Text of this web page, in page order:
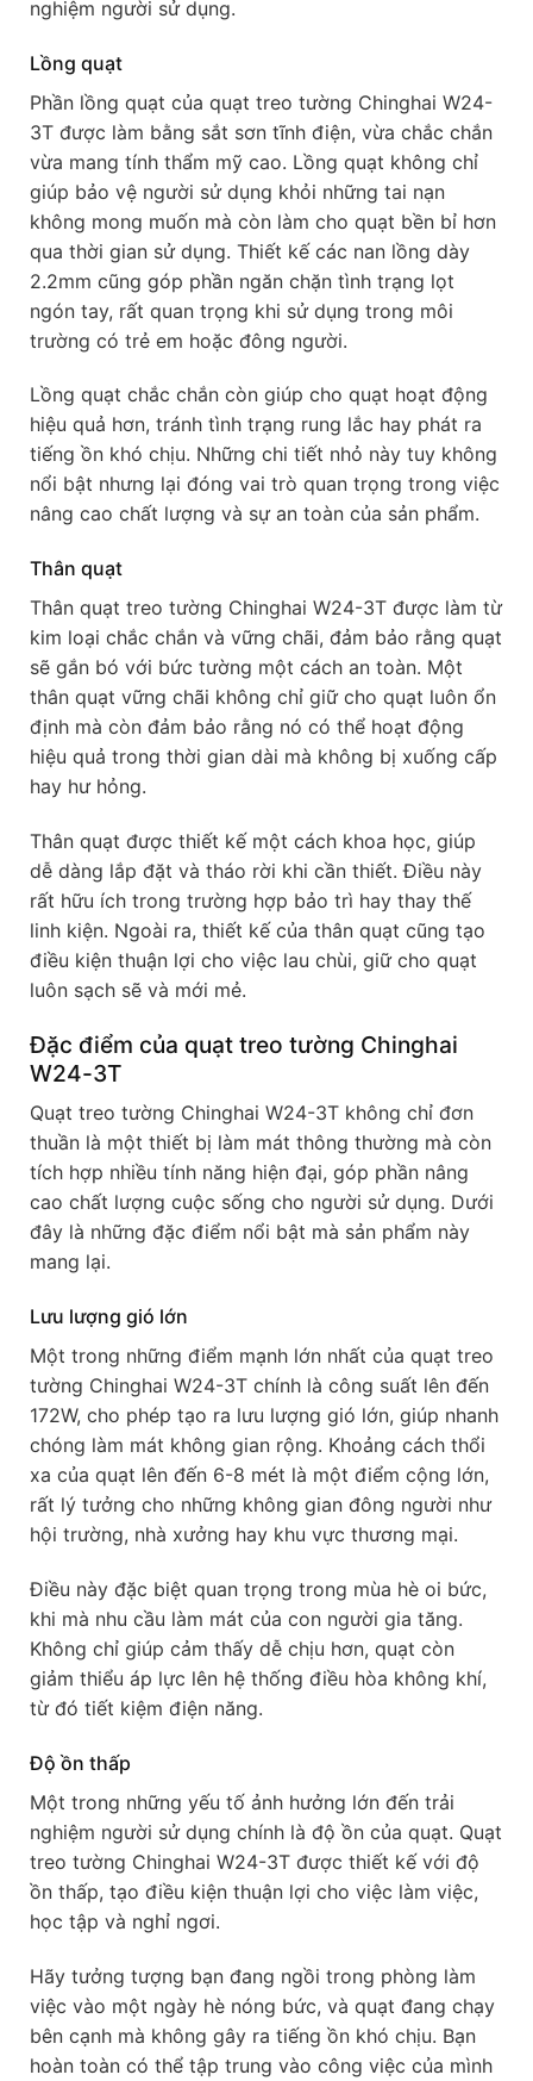
nghiệm người sử dụng.
Lồng quạt
Phần lồng quạt của quạt treo tường Chinghai W24-
3T được làm bằng sắt sơn tĩnh điện, vừa chắc chắn
vừa mang tính thẩm mỹ cao. Lồng quạt không chỉ
giúp bảo vệ người sử dụng khỏi những tai nạn
không mong muốn mà còn làm cho quạt bền bỉ hơn
qua thời gian sử dụng. Thiết kế các nan lồng dày
2.2mm cũng góp phần ngăn chặn tình trạng lọt
ngón tay, rất quan trọng khi sử dụng trong môi
trường có trẻ em hoặc đông người.
Lồng quạt chắc chắn còn giúp cho quạt hoạt động
hiệu quả hơn, tránh tình trạng rung lắc hay phát ra
tiếng ồn khó chịu. Những chi tiết nhỏ này tuy không
nổi bật nhưng lại đóng vai trò quan trọng trong việc
nâng cao chất lượng và sự an toàn của sản phẩm.
Thân quạt
Thân quạt treo tường Chinghai W24-3T được làm từ
kim loại chắc chắn và vững chãi, đảm bảo rằng quạt
sẽ gắn bó với bức tường một cách an toàn. Một
thân quạt vững chãi không chỉ giữ cho quạt luôn ổn
định mà còn đảm bảo rằng nó có thể hoạt động
hiệu quả trong thời gian dài mà không bị xuống cấp
hay hư hỏng.
Thân quạt được thiết kế một cách khoa học, giúp
dễ dàng lắp đặt và tháo rời khi cần thiết. Điều này
rất hữu ích trong trường hợp bảo trì hay thay thế
linh kiện. Ngoài ra, thiết kế của thân quạt cũng tạo
điều kiện thuận lợi cho việc lau chùi, giữ cho quạt
luôn sạch sẽ và mới mẻ.
Đặc điểm của quạt treo tường Chinghai
W24-3T
Quạt treo tường Chinghai W24-3T không chỉ đơn
thuần là một thiết bị làm mát thông thường mà còn
tích hợp nhiều tính năng hiện đại, góp phần nâng
cao chất lượng cuộc sống cho người sử dụng. Dưới
đây là những đặc điểm nổi bật mà sản phẩm này
mang lại.
Lưu lượng gió lớn
Một trong những điểm mạnh lớn nhất của quạt treo
tường Chinghai W24-3T chính là công suất lên đến
172W, cho phép tạo ra lưu lượng gió lớn, giúp nhanh
chóng làm mát không gian rộng. Khoảng cách thổi
xa của quạt lên đến 6-8 mét là một điểm cộng lớn,
rất lý tưởng cho những không gian đông người như
hội trường, nhà xưởng hay khu vực thương mại.
Điều này đặc biệt quan trọng trong mùa hè oi bức,
khi mà nhu cầu làm mát của con người gia tăng.
Không chỉ giúp cảm thấy dễ chịu hơn, quạt còn
giảm thiểu áp lực lên hệ thống điều hòa không khí,
từ đó tiết kiệm điện năng.
Độ ồn thấp
Một trong những yếu tố ảnh hưởng lớn đến trải
nghiệm người sử dụng chính là độ ồn của quạt. Quạt
treo tường Chinghai W24-3T được thiết kế với độ
ồn thấp, tạo điều kiện thuận lợi cho việc làm việc,
học tập và nghỉ ngơi.
Hãy tưởng tượng bạn đang ngồi trong phòng làm
việc vào một ngày hè nóng bức, và quạt đang chạy
bên cạnh mà không gây ra tiếng ồn khó chịu. Bạn
hoàn toàn có thể tập trung vào công việc của mình